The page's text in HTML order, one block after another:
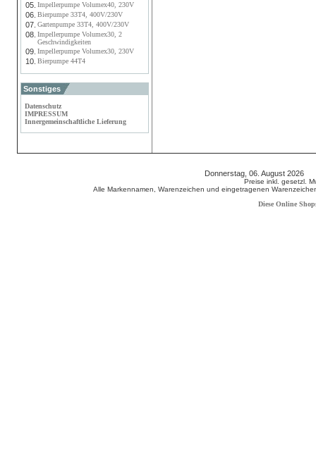
05. Impellerpumpe Volumex40, 230V
06. Bierpumpe 33T4, 400V/230V
07. Gartenpumpe 33T4, 400V/230V
08. Impellerpumpe Volumex30, 2
Geschwindigkeiten
09. Impellerpumpe Volumex30, 230V
10. Bierpumpe 44T4
Sonstiges
Datenschutz
IMPRESSUM
Innergemeinschaftliche Lieferung
Donnerstag, 06. August
Preise inkl. gesetzl.
Alle Markennamen, Warenzeichen und eingetragenen
Diese Online